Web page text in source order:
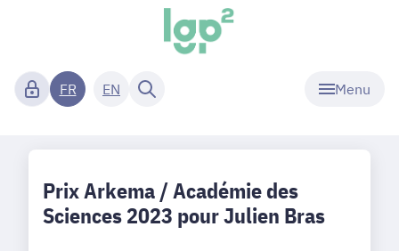
Menu
FR EN
Prix Arkema / Académie des
Sciences 2023 pour Julien Bras